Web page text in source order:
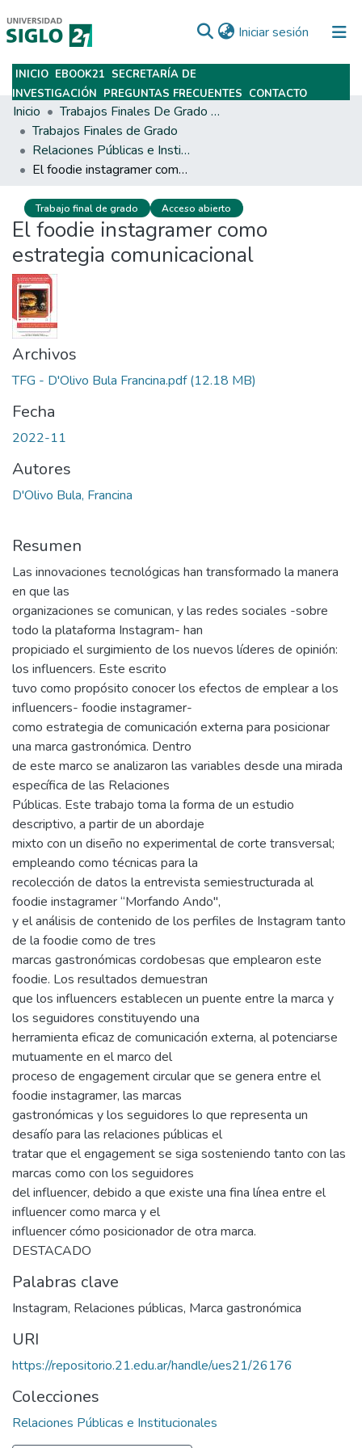
Iniciar sesión (current)
Subir
INICIO EBOOK21 SECRETARÍA DE
INVESTIGACIÓN PREGUNTAS FRECUENTES CONTACTO
Inicio
Trabajos Finales De Grado Y Posgrado
Trabajos Finales de Grado
Relaciones Públicas e Institucionales
El foodie instagramer como estrategia comunicacional
Trabajo final de grado Acceso abierto
El foodie instagramer como
estrategia comunicacional
Archivos
TFG - D'Olivo Bula Francina.pdf(12.18 MB)
Fecha
2022-11
Autores
D'Olivo Bula, Francina
Resumen
Las innovaciones tecnológicas han transformado la manera
en que las
organizaciones se comunican, y las redes sociales -sobre
todo la plataforma Instagram- han
propiciado el surgimiento de los nuevos líderes de opinión:
los influencers. Este escrito
tuvo como propósito conocer los efectos de emplear a los
influencers- foodie instagramer-
como estrategia de comunicación externa para posicionar
una marca gastronómica. Dentro
de este marco se analizaron las variables desde una mirada
específica de las Relaciones
Públicas. Este trabajo toma la forma de un estudio
descriptivo, a partir de un abordaje
mixto con un diseño no experimental de corte transversal;
empleando como técnicas para la
recolección de datos la entrevista semiestructurada al
foodie instagramer “Morfando Ando",
y el análisis de contenido de los perfiles de Instagram tanto
de la foodie como de tres
marcas gastronómicas cordobesas que emplearon este
foodie. Los resultados demuestran
que los influencers establecen un puente entre la marca y
los seguidores constituyendo una
herramienta eficaz de comunicación externa, al potenciarse
mutuamente en el marco del
proceso de engagement circular que se genera entre el
foodie instagramer, las marcas
gastronómicas y los seguidores lo que representa un
desafío para las relaciones públicas el
tratar que el engagement se siga sosteniendo tanto con las
marcas como con los seguidores
del influencer, debido a que existe una fina línea entre el
influencer como marca y el
influencer cómo posicionador de otra marca.
DESTACADO
Palabras clave
Instagram, Relaciones públicas, Marca gastronómica
URI
https://repositorio.21.edu.ar/handle/ues21/26176
Colecciones
Relaciones Públicas e Institucionales